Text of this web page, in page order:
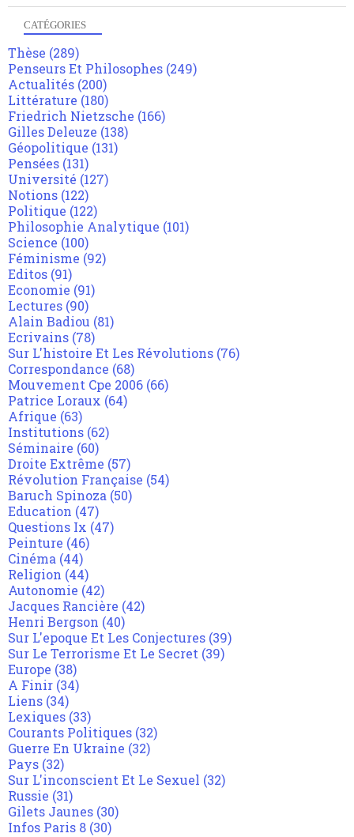
CATÉGORIES
Thèse (289)
Penseurs Et Philosophes (249)
Actualités (200)
Littérature (180)
Friedrich Nietzsche (166)
Gilles Deleuze (138)
Géopolitique (131)
Pensées (131)
Université (127)
Notions (122)
Politique (122)
Philosophie Analytique (101)
Science (100)
Féminisme (92)
Editos (91)
Economie (91)
Lectures (90)
Alain Badiou (81)
Ecrivains (78)
Sur L'histoire Et Les Révolutions (76)
Correspondance (68)
Mouvement Cpe 2006 (66)
Patrice Loraux (64)
Afrique (63)
Institutions (62)
Séminaire (60)
Droite Extrême (57)
Révolution Française (54)
Baruch Spinoza (50)
Education (47)
Questions Ix (47)
Peinture (46)
Cinéma (44)
Religion (44)
Autonomie (42)
Jacques Rancière (42)
Henri Bergson (40)
Sur L'epoque Et Les Conjectures (39)
Sur Le Terrorisme Et Le Secret (39)
Europe (38)
A Finir (34)
Liens (34)
Lexiques (33)
Courants Politiques (32)
Guerre En Ukraine (32)
Pays (32)
Sur L'inconscient Et Le Sexuel (32)
Russie (31)
Gilets Jaunes (30)
Infos Paris 8 (30)